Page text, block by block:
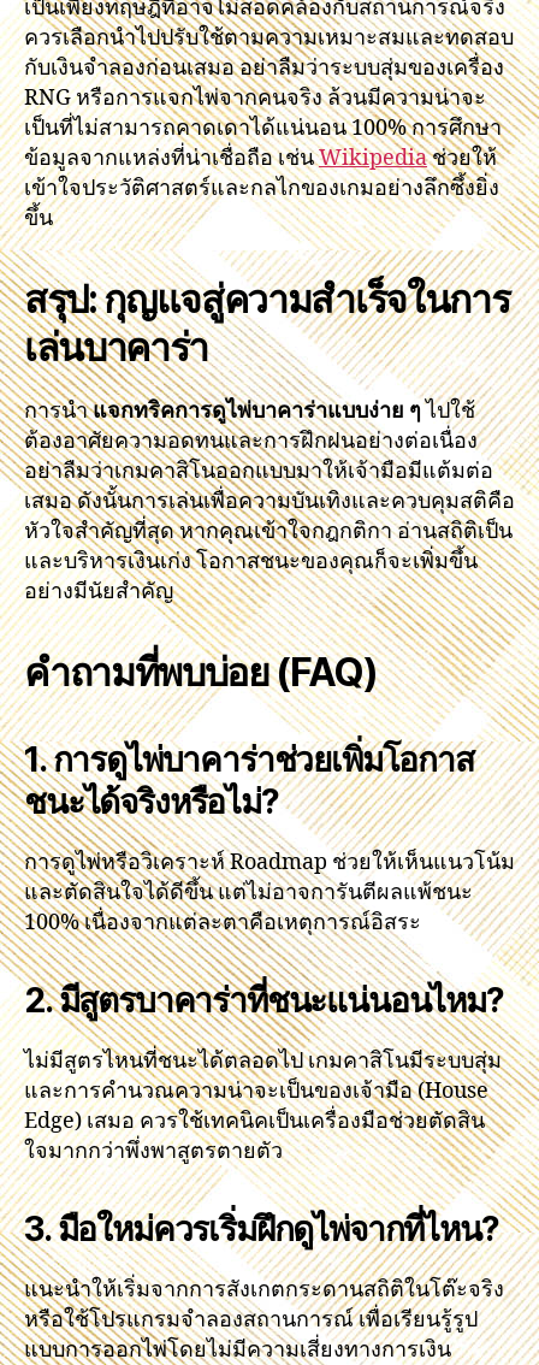
เป็นเพียงทฤษฎีที่อาจไม่สอดคล้องกับสถานการณ์จริง
ควรเลือกนำไปปรับใช้ตามความเหมาะสมและทดสอบ
กับเงินจำลองก่อนเสมอ อย่าลืมว่าระบบสุ่มของเครื่อง
RNG หรือการแจกไพ่จากคนจริง ล้วนมีความน่าจะ
เป็นที่ไม่สามารถคาดเดาได้แน่นอน 100% การศึกษา
ข้อมูลจากแหล่งที่น่าเชื่อถือ เช่นWikipediaช่วยให้
เข้าใจประวัติศาสตร์และกลไกของเกมอย่างลึกซึ้งยิ่ง
ขึ้น
สรุป: กุญแจสู่ความสำเร็จในการ
เล่นบาคาร่า
การนำแจกทริคการดูไพ่บาคาร่าแบบง่าย ๆไปใช้
ต้องอาศัยความอดทนและการฝึกฝนอย่างต่อเนื่อง
อย่าลืมว่าเกมคาสิโนออกแบบมาให้เจ้ามือมีแต้มต่อ
เสมอ ดังนั้นการเล่นเพื่อความบันเทิงและควบคุมสติคือ
หัวใจสำคัญที่สุด หากคุณเข้าใจกฎกติกา อ่านสถิติเป็น
และบริหารเงินเก่ง โอกาสชนะของคุณก็จะเพิ่มขึ้น
อย่างมีนัยสำคัญ
คำถามที่พบบ่อย (FAQ)
1. การดูไพ่บาคาร่าช่วยเพิ่มโอกาส
ชนะได้จริงหรือไม่?
การดูไพ่หรือวิเคราะห์ Roadmap ช่วยให้เห็นแนวโน้ม
และตัดสินใจได้ดีขึ้น แต่ไม่อาจการันตีผลแพ้ชนะ
100% เนื่องจากแต่ละตาคือเหตุการณ์อิสระ
2. มีสูตรบาคาร่าที่ชนะแน่นอนไหม?
ไม่มีสูตรไหนที่ชนะได้ตลอดไป เกมคาสิโนมีระบบสุ่ม
และการคำนวณความน่าจะเป็นของเจ้ามือ (House
Edge) เสมอ ควรใช้เทคนิคเป็นเครื่องมือช่วยตัดสิน
ใจมากกว่าพึ่งพาสูตรตายตัว
3. มือใหม่ควรเริ่มฝึกดูไพ่จากที่ไหน?
แนะนำให้เริ่มจากการสังเกตกระดานสถิติในโต๊ะจริง
หรือใช้โปรแกรมจำลองสถานการณ์ เพื่อเรียนรู้รูป
แบบการออกไพ่โดยไม่มีความเสี่ยงทางการเงิน